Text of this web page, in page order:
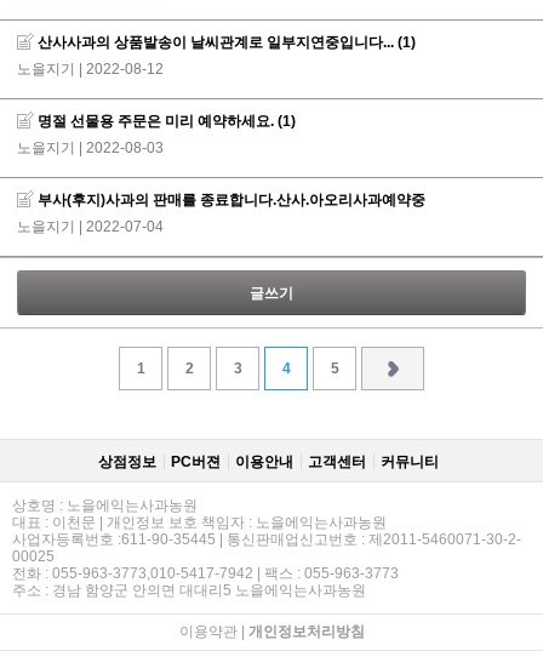
산사사과의 상품발송이 날씨관계로 일부지연중입니다... (1)
노을지기 | 2022-08-12
명절 선물용 주문은 미리 예약하세요. (1)
노을지기 | 2022-08-03
부사(후지)사과의 판매를 종료합니다.산사.아오리사과예약중
노을지기 | 2022-07-04
글쓰기
1 2 3 4 5
상점정보 PC버젼 이용안내 고객센터 커뮤니티
상호명 : 노을에익는사과농원
대표 : 이천문 | 개인정보 보호 책임자 : 노을에익는사과농원
사업자등록번호 :611-90-35445 | 통신판매업신고번호 : 제2011-5460071-30-2-
00025
전화 : 055-963-3773,010-5417-7942 | 팩스 : 055-963-3773
주소 : 경남 함양군 안의면 대대리5 노을에익는사과농원
이용약관| 개인정보처리방침